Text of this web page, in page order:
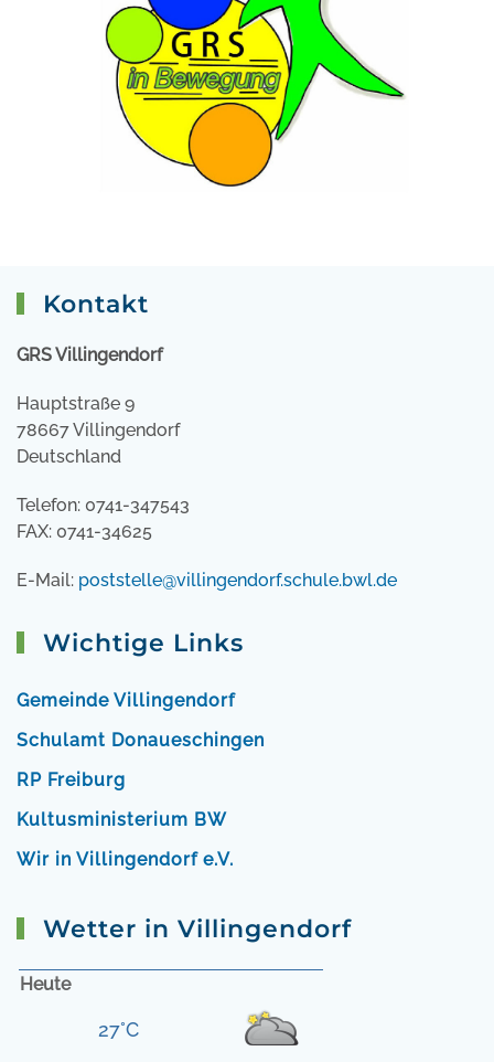
Kontakt
GRS Villingendorf
Hauptstraße 9
78667 Villingendorf
Deutschland
Telefon: 0741-347543
FAX: 0741-34625
E-Mail: poststelle@villingendorf.schule.bwl.de
Wichtige Links
Gemeinde Villingendorf
Schulamt Donaueschingen
RP Freiburg
Kultusministerium BW
Wir in Villingendorf e.V.
Wetter in Villingendorf
Heute
27°C